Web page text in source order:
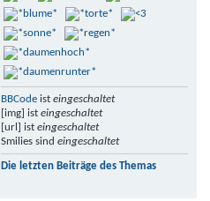
BBCodeist eingeschaltet
[img] ist eingeschaltet
[url] ist eingeschaltet
Smilies sind eingeschaltet
Die letzten Beiträge des Themas